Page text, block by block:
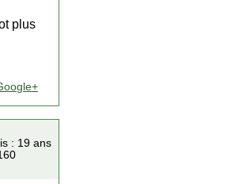
plus
: 19 ans